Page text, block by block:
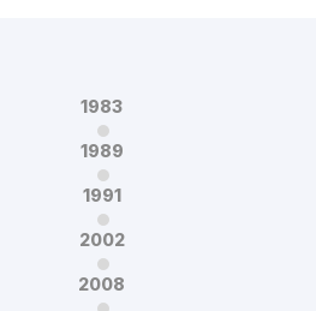
1983
1989
1991
2002
2008